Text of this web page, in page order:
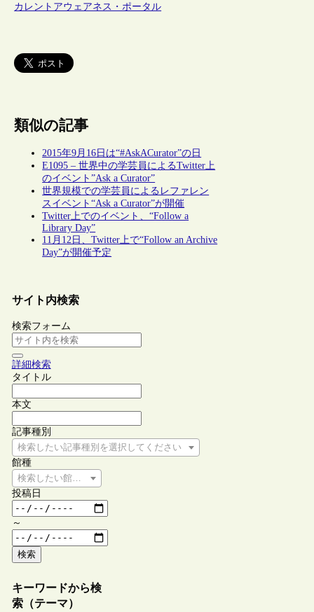
カレントアウェアネス・ポータル
類似の記事
2015年9月16日は“#AskACurator”の日
E1095 – 世界中の学芸員によるTwitter上
のイベント”Ask a Curator”
世界規模での学芸員によるレファレン
スイベント“Ask a Curator”が開催
Twitter上でのイベント、“Follow a
Library Day”
11月12日、Twitter上で“Follow an Archive
Day”が開催予定
サイト内検索
検索フォーム
詳細検索
タイトル
本文
記事種別
検索したい記事種別を選択してください
館種
検索したい館種を選択してください
投稿日
～
検索
キーワードから検
索（テーマ）